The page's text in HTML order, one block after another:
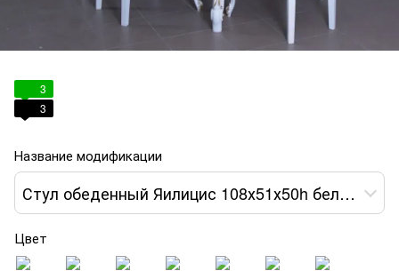
3
3
Название модификации
Стул обеденный Яилицис 108х51х50h белый обивка цветами var 11
Цвет